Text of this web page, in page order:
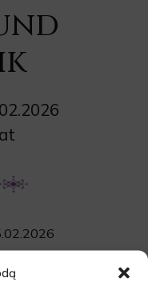
odbędzie